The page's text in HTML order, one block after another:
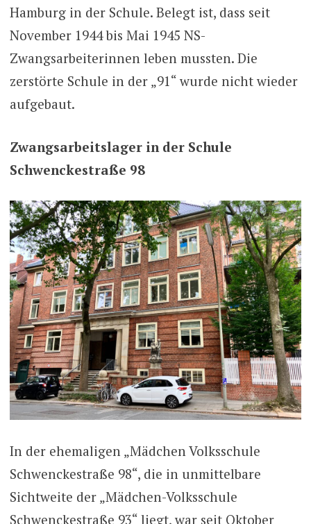
Hamburg in der Schule. Belegt ist, dass seit
November 1944 bis Mai 1945 NS-
Zwangsarbeiterinnen leben mussten. Die
zerstörte Schule in der „91“ wurde nicht wieder
aufgebaut.
Zwangsarbeitslager in der Schule
Schwenckestraße 98
In der ehemaligen „Mädchen Volksschule
Schwenckestraße 98“, die in unmittelbare
Sichtweite der „Mädchen-Volksschule
Schwenckestraße 93“ liegt, war seit Oktober